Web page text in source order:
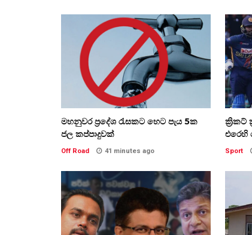
මහනුවර ප්‍රදේශ රැසකට හෙට පැය 5ක
ජල කප්පාදුවක්
Off Road 41 minutes ago
ක්‍රිකට්
එරෙහි
Sport